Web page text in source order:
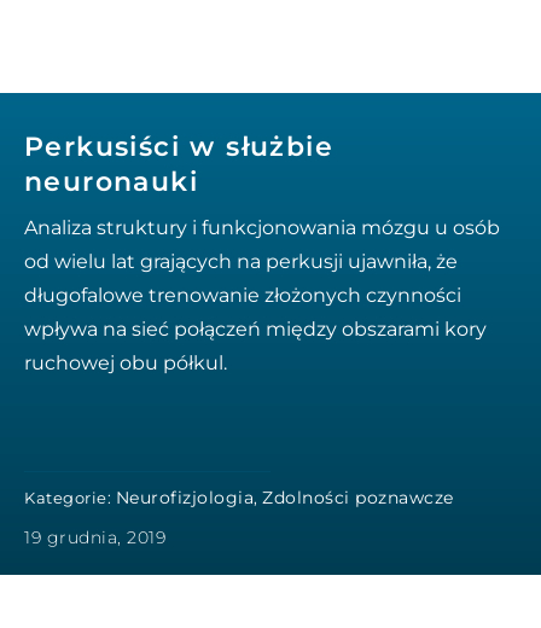
Perkusiści w służbie
neuronauki
Analiza struktury i funkcjonowania mózgu u osób
od wielu lat grających na perkusji ujawniła, że
długofalowe trenowanie złożonych czynności
wpływa na sieć połączeń między obszarami kory
ruchowej obu półkul.
Kategorie: Neurofizjologia, Zdolności poznawcze
19 grudnia, 2019